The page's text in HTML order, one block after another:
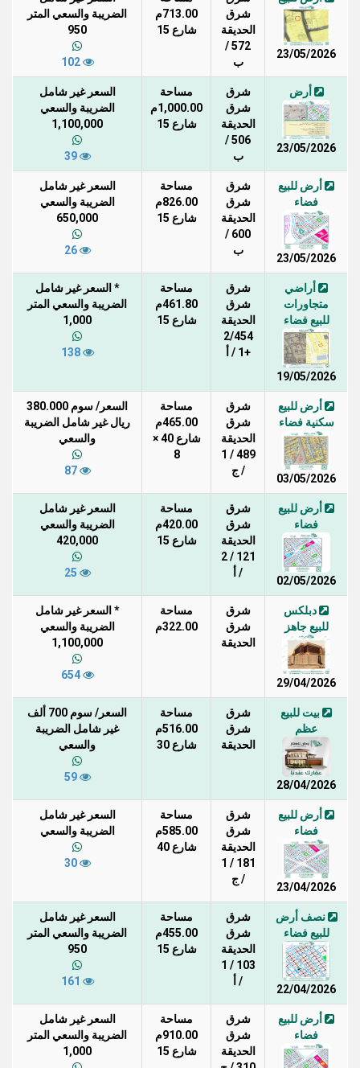
23/05/2026
شرق
الحديقة
572 /
ب
713.00م
شارع 15
الضريبة والسعي المتر
950
102
أرض
23/05/2026
شرق
شرق
الحديقة
506 /
ب
مساحة
1,000.00م
شارع 15
السعر غير شامل
الضريبة والسعي
1,100,000
39
أرض للبيع
فضاء
23/05/2026
شرق
شرق
الحديقة
600 /
ب
مساحة
826.00م
شارع 15
السعر غير شامل
الضريبة والسعي
650,000
26
أراضي
متجاورات
للبيع فضاء
19/05/2026
شرق
شرق
الحديقة
2/454
+1 / أ
مساحة
461.80م
شارع 15
* السعر غير شامل
الضريبة والسعي المتر
1,000
138
أرض للبيع
سكنية فضاء
03/05/2026
شرق
شرق
الحديقة
489 / 1
/ ج
مساحة
465.00م
شارع 40 ×
8
السعر/ سوم 380.000
ريال غير شامل الضريبة
والسعي
87
أرض للبيع
فضاء
02/05/2026
شرق
شرق
الحديقة
121 / 2
/ أ
مساحة
420.00م
شارع 15
السعر غير شامل
الضريبة والسعي
420,000
دبلكس
للبيع جاهز
29/04/2026
شرق
شرق
الحديقة
مساحة
322.00م
* السعر غير شامل
الضريبة والسعي
1,100,000
654
بيت للبيع
عظم
28/04/2026
شرق
شرق
الحديقة
مساحة
516.00م
شارع 30
السعر/ سوم 700 ألف
غير شامل الضريبة
والسعي
59
أرض للبيع
فضاء
23/04/2026
شرق
شرق
الحديقة
181 / 1
/ ج
مساحة
585.00م
شارع 40
السعر غير شامل
الضريبة والسعي
30
نصف أرض
للبيع فضاء
22/04/2026
شرق
شرق
الحديقة
103 / 1
/ أ
مساحة
455.00م
شارع 15
السعر غير شامل
الضريبة والسعي المتر
950
أرض للبيع
فضاء
شرق
شرق
الحديقة
مساحة
910.00م
شارع 15
السعر غير شامل
الضريبة والسعي المتر
1,000